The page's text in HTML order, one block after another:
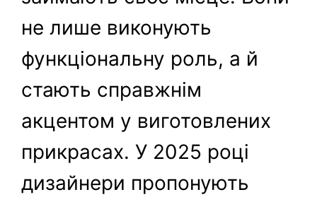
не лише виконують
функціональну роль, а й
стають справжнім
акцентом у виготовлених
прикрасах. У 2025 році
дизайнери пропонують